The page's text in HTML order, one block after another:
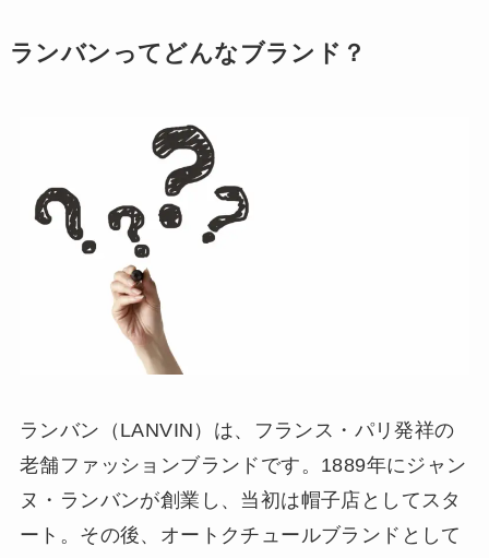
ランバンってどんなブランド？
ランバン（LANVIN）は、フランス・パリ発祥の
老舗ファッションブランドです。1889年にジャン
ヌ・ランバンが創業し、当初は帽子店としてスタ
ート。その後、オートクチュールブランドとして